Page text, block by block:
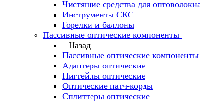
Чистящие средства для оптоволокна
Инструменты СКС
Горелки и баллоны
Пассивные оптические компоненты
Назад
Пассивные оптические компоненты
Адаптеры оптические
Пигтейлы оптические
Оптические патч-корды
Сплиттеры оптические